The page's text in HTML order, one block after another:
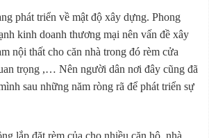
phát triển về mật độ xây dựng. Phong
kinh doanh thương mại nên vấn đề xây
nội thất cho căn nhà trong đó rèm cửa
trọng ,… Nên người dân nơi đây cũng đã
sau những năm ròng rã để phát triển sự
lắp đặt rèm của cho nhiều căn hộ, nhà